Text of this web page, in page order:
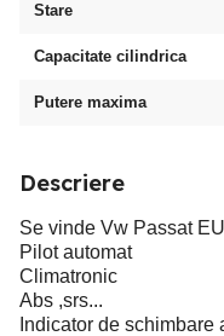
Stare
Capacitate cilindrica
Putere maxima
Descriere
Se vinde Vw Passat
Pilot automat
Climatronic
Abs ,srs...
Indicator de schimbare